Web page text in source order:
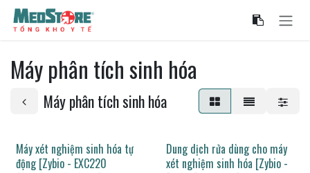
Bỏ qua để đến Nội dung
Máy phân tích sinh hóa
Máy phân tích sinh hóa
Máy xét nghiệm sinh hóa tự
động [Zybio - EXC220
Dung dịch rửa dùng cho máy
xét nghiệm sinh hóa [Zybio -